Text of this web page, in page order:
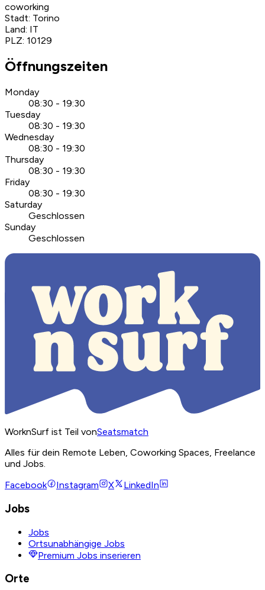
coworking
Stadt: Torino
Land: IT
PLZ: 10129
Öffnungszeiten
Monday
08:30 - 19:30
Tuesday
08:30 - 19:30
Wednesday
08:30 - 19:30
Thursday
08:30 - 19:30
Friday
08:30 - 19:30
Saturday
Geschlossen
Sunday
Geschlossen
WorknSurf ist Teil vonSeatsmatch
Alles für dein Remote Leben, Coworking Spaces, Freelance
und Jobs.
Facebook
Instagram X LinkedIn
Jobs
Jobs
Ortsunabhängige Jobs
Premium Jobs inserieren
Orte